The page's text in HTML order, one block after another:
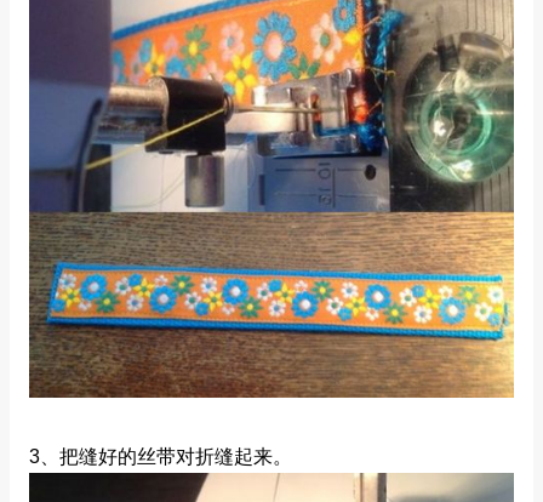
3、把缝好的丝带对折缝起来。